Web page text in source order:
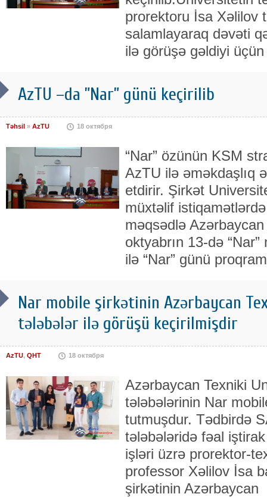
prorektoru İsa Xəlilov
salamlayaraq dəvəti
ilə görüşə gəldiyi üçün
AzTU –da ”Nar” günü keçirilib
Təhsil » AzTU 18 октября
“Nar” özünün KSM
AzTU ilə əməkdaşlıq
etdirir. Şirkət
müxtəlif
məqsədlə
oktyabrın 13-də
ilə “Nar” günü
Nar mobile şirkətinin Azərbaycan
tələbələr ilə görüşü keçirilmişdir
AzTU, QHT 18 октября
Azərbaycan Texniki
tələbələrinin Nar
tutmuşdur. Tədbirdə
tələbələridə fəal
işləri üzrə prorektor-
professor Xəlilov İsa
şirkətinin Azərbaycan